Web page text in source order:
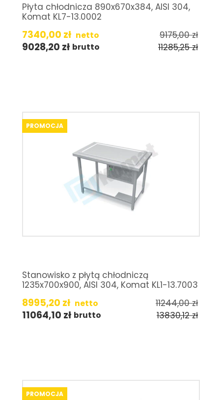
Płyta chłodnicza 890x670x384, AISI 304,
Komat KL7-13.0002
7340,00 zł netto 9175,00zł
9028,20 zł brutto 11285,25zł
PROMOCJA
Stanowisko z płytą chłodniczą
1235x700x900, AISI 304, Komat KL1-13.7003
8995,20 zł netto 11244,00zł
11064,10 zł brutto 13830,12zł
PROMOCJA